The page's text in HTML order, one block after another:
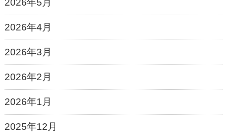
2026年5月
2026年4月
2026年3月
2026年2月
2026年1月
2025年12月